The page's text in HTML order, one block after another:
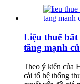
Liệu thuế bất
tăng mạnh
Theo ý kiến của
cải tổ hệ thống